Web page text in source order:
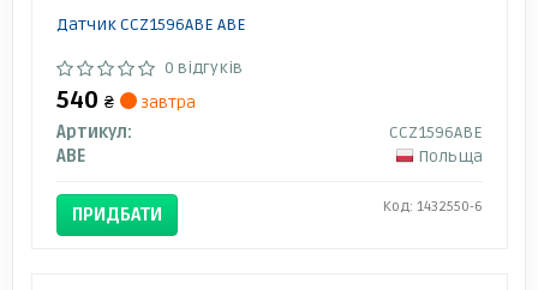
Датчик CCZ1596ABE ABE
0 відгуків
540 ₴
завтра
Артикул:
CCZ1596ABE
ABE
Польща
ПРИДБАТИ Код: 1432550-6